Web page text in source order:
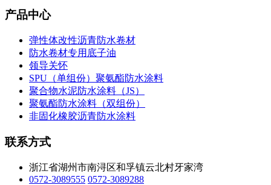
产品中心
弹性体改性沥青防水卷材
防水卷材专用底子油
领导关怀
SPU（单组份）聚氨酯防水涂料
聚合物水泥防水涂料（JS）
聚氨酯防水涂料（双组份）
非固化橡胶沥青防水涂料
联系方式
浙江省湖州市南浔区和孚镇云北村牙家湾
0572-3089555 0572-3089288